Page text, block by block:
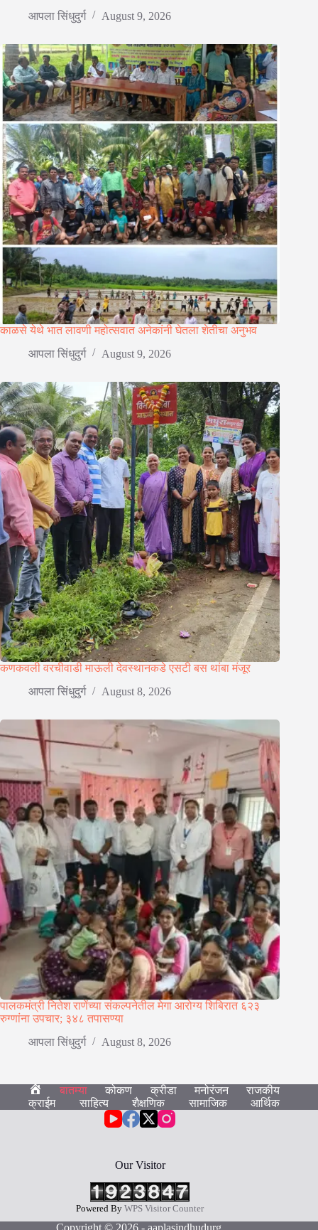
आपला सिंधुदुर्ग
August 9, 2026
काळसे येथे भात लावणी महोत्सवात अनेकांनी घेतला शेतीचा अनुभव
आपला सिंधुदुर्ग
August 9, 2026
कणकवली वरचीवाडी माऊली देवस्थानकडे एसटी बस थांबा मंजूर
आपला सिंधुदुर्ग
August 8, 2026
पालकमंत्री नितेश राणेंच्या संकल्पनेतील मेगा आरोग्य शिबिरात ६२३
रुग्णांना उपचार; ३४८ तपासण्या
आपला सिंधुदुर्ग
August 8, 2026
हो
म
बातम्या कोकण क्रीडा मनोरंजन
राजकीय
क्राईम
साहित्य शैक्षणिक सामाजिक आर्थिक
Our Visitor
Powered ByWPS Visitor Counter
Copyright © 2026 - aaplasindhudurg